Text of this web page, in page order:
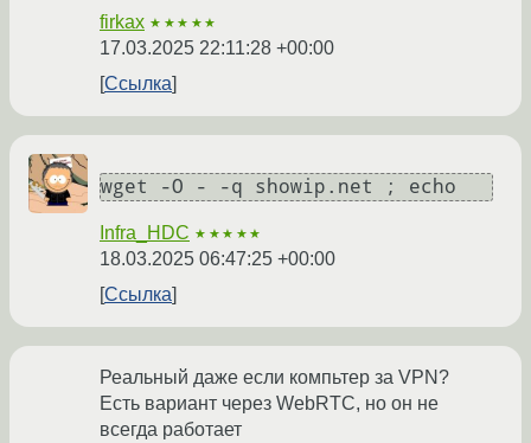
firkax ★★★★★
17.03.2025 22:11:28 +00:00
Ссылка
wget -O - -q showip.net ; echo
Infra_HDC ★★★★★
18.03.2025 06:47:25 +00:00
Ссылка
Реальный даже если компьтер за VPN?
Есть вариант через WebRTC, но он не
всегда работает